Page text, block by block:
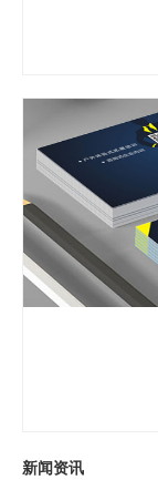
新闻资讯